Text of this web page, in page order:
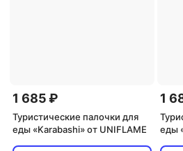
1 685 ₽
Туристические палочки для
еды «Karabashi» от UNIFLAME
1
еды